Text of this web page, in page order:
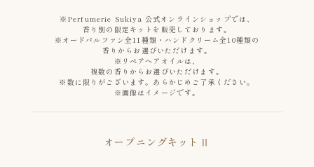
※Perfumerie Sukiya 公式オンラインショップでは、
香り別の限定キットを販売しております。
※オードパルファン全11種類・ハンドクリーム全10種類の
香りからお選びいただけます。
※リペアヘアオイルは、
複数の香りからお選びいただけます。
※数に限りがございます。あらかじめご了承ください。
※画像はイメージです。
オープニングキットⅡ